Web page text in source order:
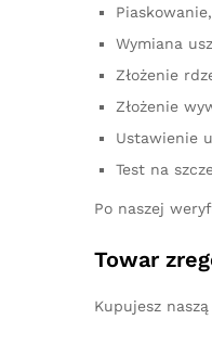
Wymiana
Złożenie
Złożenie
Ustawienie
Test na
Po naszej
Towar
Kupujesz